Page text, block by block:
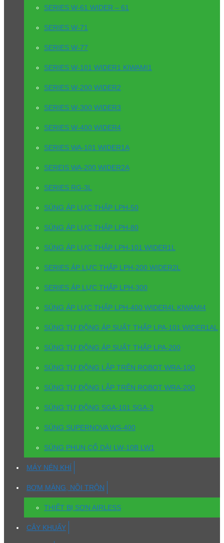
SERIES W-61 WIDER – 61
SERIES W-71
SERIES W-77
SERIES W-101 WIDER1 KIWAMI1
SERIES W-200 WIDER2
SERIES W-300 WIDER3
SERIES W-400 WIDER4
SERIES WA-101 WIDER1A
SEREIS WA-200 WIDER2A
SERIES RG-3L
SÚNG ÁP LỰC THẤP LPH-50
SÚNG ÁP LỰC THẤP LPH-80
SÚNG ÁP LỰC THẤP LPH-101 WIDER1L
SERIES ÁP LỰC THẤP LPH-200 WIDER2L
SERIES ÁP LỰC THẤP LPH-300
SÚNG ÁP LỰC THẤP LPH-400 WIDER4L KIWAMI4
SÚNG TỰ ĐỘNG ÁP SUẤT THẤP LPA-101 WIDER1AL
SÚNG TỰ ĐỘNG ÁP SUẤT THẤP LPA-200
SÚNG TỰ ĐỘNG LẮP TRÊN ROBOT WRA-100
SÚNG TỰ ĐỘNG LẮP TRÊN ROBOT WRA-200
SÚNG TỰ ĐỘNG SGA-101 SGA-3
SÚNG SUPERNOVA WS-400
SÚNG PHUN CỔ DÀI LW-10B LW1
MÁY NÉN KHÍ
BƠM MÀNG, NỒI TRỘN
THIẾT BỊ SƠN AIRLESS
CÂY KHUẤY